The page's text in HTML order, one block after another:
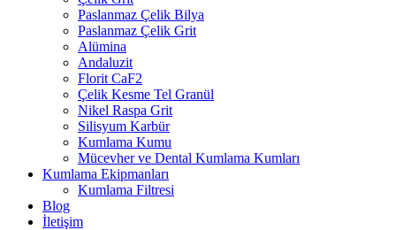
Paslanmaz Çelik Bilya
Paslanmaz Çelik Grit
Alümina
Andaluzit
Florit CaF2
Çelik Kesme Tel Granül
Nikel Raspa Grit
Silisyum Karbür
Kumlama Kumu
Mücevher ve Dental Kumlama Kumları
Kumlama Ekipmanları
Kumlama Filtresi
Blog
İletişim